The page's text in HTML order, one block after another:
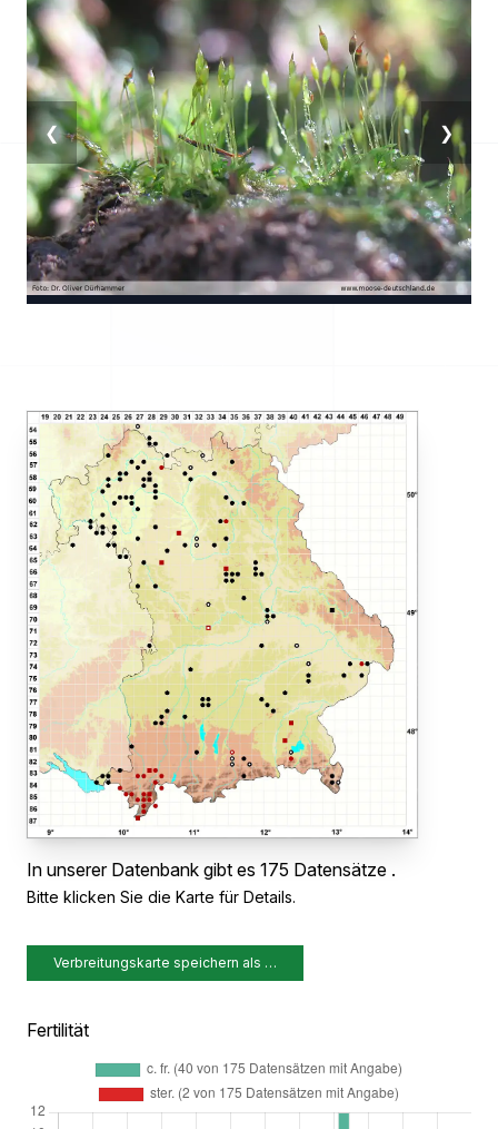
❮ ❯
In unserer Datenbank gibt es 175 Datensätze .
Bitte klicken Sie die Karte für Details.
Verbreitungskarte speichern als …
Fertilität